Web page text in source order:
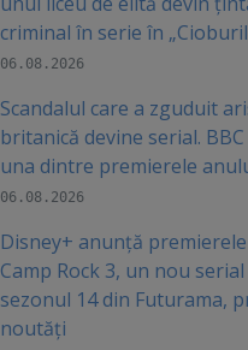
criminal în serie în
06.08.2026
Scandalul care a zguduit
britanică devine serial.
una dintre premierele
06.08.2026
Disney+ anunță
Camp Rock 3, un nou
sezonul 14 din Futurama,
noutăți